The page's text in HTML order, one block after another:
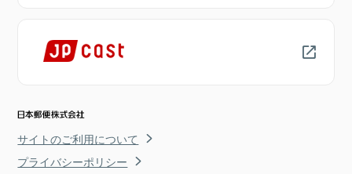
サイトのご利用について
プライバシーポリシー